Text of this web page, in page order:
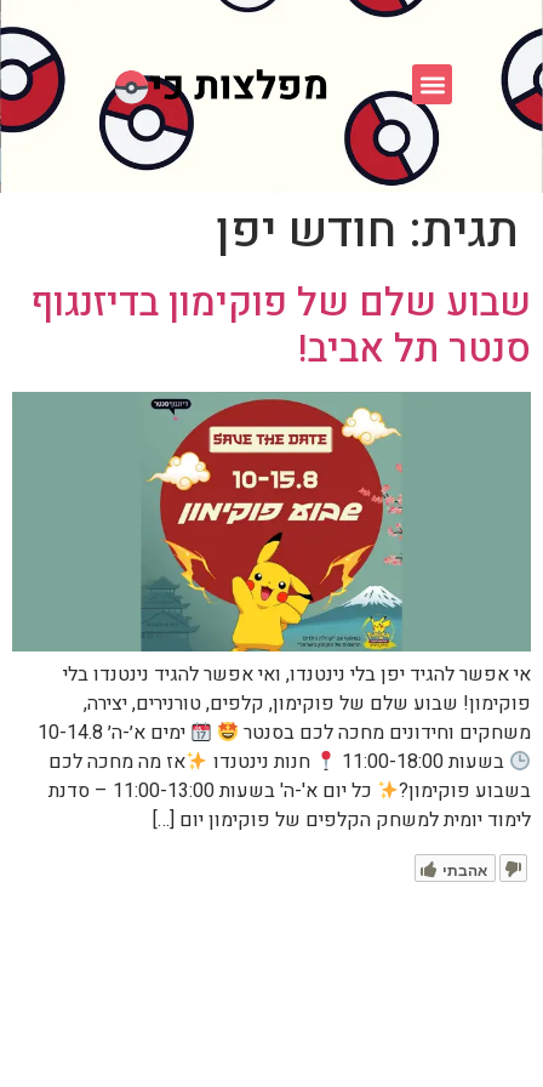
תגית: חודש יפן
שבוע שלם של פוקימון בדיזנגוף
סנטר תל אביב!
אי אפשר להגיד יפן בלי נינטנדו, ואי אפשר להגיד נינטנדו בלי
פוקימון! שבוע שלם של פוקימון, קלפים, טורנירים, יצירה,
משחקים וחידונים מחכה לכם בסנטר
ימים א׳-ה׳ 10-14.8
בשעות 11:00-18:00
חנות נינטנדו
אז מה מחכה לכם
בשבוע פוקימון?
כל יום א'-ה' בשעות 11:00-13:00 – סדנת
לימוד יומית למשחק הקלפים של פוקימון יום […]
אהבתי